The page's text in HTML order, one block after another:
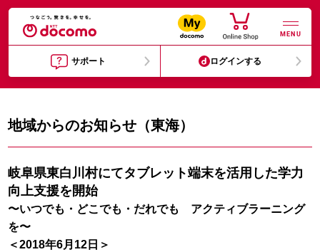
MENU
サポート ログインする
地域からのお知らせ（東海）
岐阜県東白川村にてタブレット端末を活用した学力
向上支援を開始
〜いつでも・どこでも・だれでも アクティブラーニング
を〜
＜2018年6月12日＞